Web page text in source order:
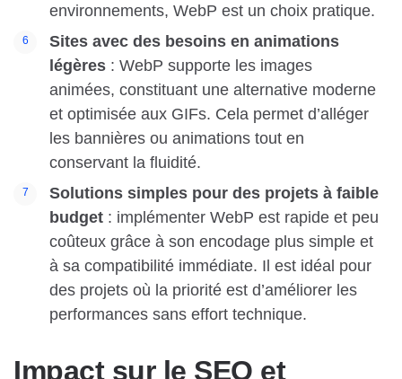
environnements, WebP est un choix pratique.
Sites avec des besoins en animations
légères : WebP supporte les images
animées, constituant une alternative moderne
et optimisée aux GIFs. Cela permet d’alléger
les bannières ou animations tout en
conservant la fluidité.
Solutions simples pour des projets à faible
budget : implémenter WebP est rapide et peu
coûteux grâce à son encodage plus simple et
à sa compatibilité immédiate. Il est idéal pour
des projets où la priorité est d’améliorer les
performances sans effort technique.
Impact sur le SEO et